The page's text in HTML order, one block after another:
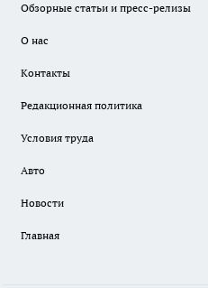
Обзорные статьи и пресс-релизы
О нас
Контакты
Редакционная политика
Условия труда
Авто
Новости
Главная